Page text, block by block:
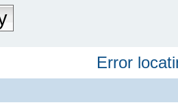
Error